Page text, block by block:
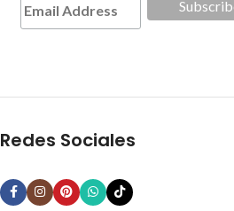
Redes Sociales